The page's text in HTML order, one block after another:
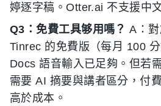
婷逐字稿。Otter.ai 不支援中
Q3：免費工具够用嗎？ A：對
Tinrec 的免費版（每月 100
Docs 語音輸入已足夠。但若
需要 AI 摘要與講者區分，付
高於成本。